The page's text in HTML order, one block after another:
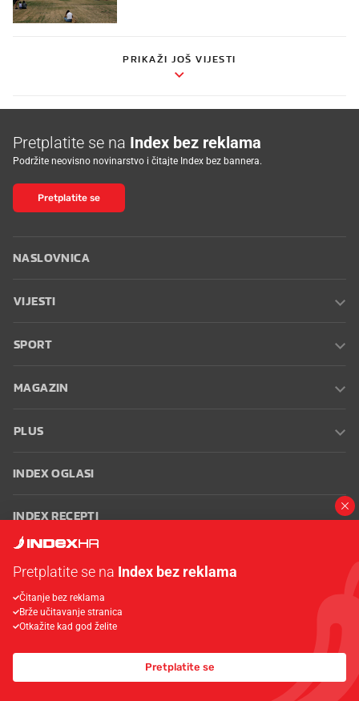
Razoran potres u Kolumbiji, srušene zgrade, ima mrtvih
PRIKAŽI JOŠ VIJESTI
Pretplatite se na Index bez reklama
Podržite neovisno novinarstvo i čitajte Index bez bannera.
Pretplatite se
NASLOVNICA
VIJESTI
SPORT
MAGAZIN
PLUS
INDEX OGLASI
INDEX RECEPTI
Oglašavanje Zaposli se na Indexu
korištenja
Postavke kolačića
© 2026 Index
Pretplatite se na Index bez reklama
Čitanje bez reklama
Brže učitavanje stranica
Otkažite kad god želite
Pretplatite se